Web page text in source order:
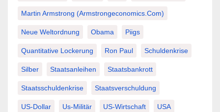
Martin Armstrong (Armstrongeconomics.com)
Neue Weltordnung Obama Piigs
Quantitative Lockerung Ron Paul Schuldenkrise
Silber Staatsanleihen Staatsbankrott
Staatsschuldenkrise Staatsverschuldung
US-Dollar Us-Militär US-Wirtschaft USA